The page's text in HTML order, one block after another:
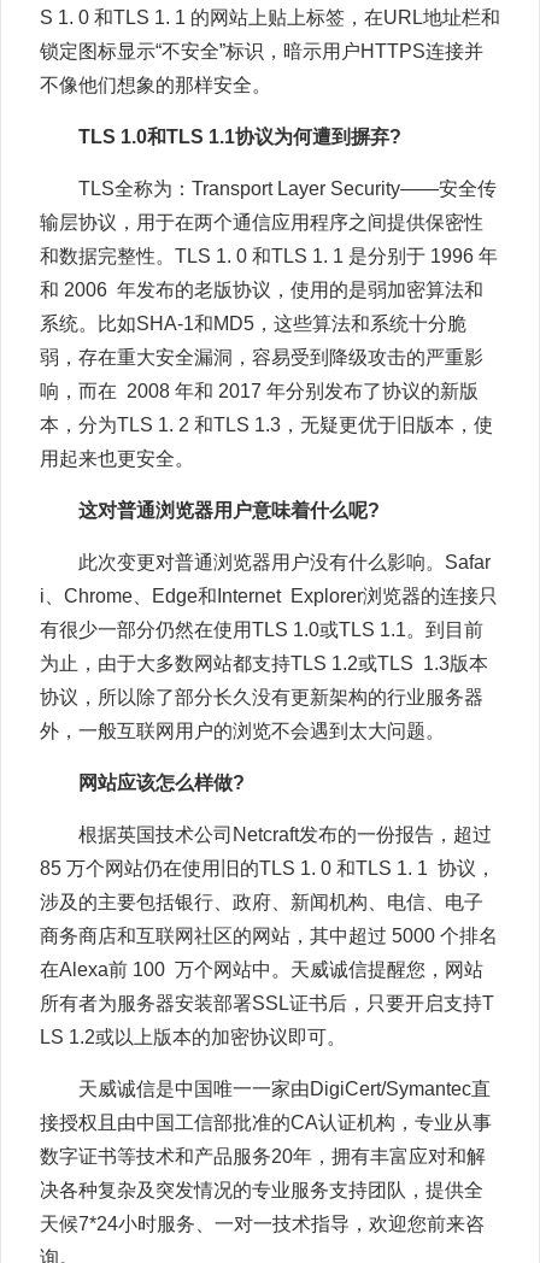
S 1. 0 和TLS 1. 1 的网站上贴上标签，在URL地址栏和
锁定图标显示“不安全”标识，暗示用户HTTPS连接并
不像他们想象的那样安全。
TLS 1.0和TLS 1.1协议为何遭到摒弃?
TLS全称为：Transport Layer Security——安全传
输层协议，用于在两个通信应用程序之间提供保密性
和数据完整性。TLS 1. 0 和TLS 1. 1 是分别于 1996 年
和 2006 年发布的老版协议，使用的是弱加密算法和
系统。比如SHA-1和MD5，这些算法和系统十分脆
弱，存在重大安全漏洞，容易受到降级攻击的严重影
响，而在 2008 年和 2017 年分别发布了协议的新版
本，分为TLS 1. 2 和TLS 1.3，无疑更优于旧版本，使
用起来也更安全。
这对普通浏览器用户意味着什么呢?
此次变更对普通浏览器用户没有什么影响。Safar
i、Chrome、Edge和Internet Explorer浏览器的连接只
有很少一部分仍然在使用TLS 1.0或TLS 1.1。到目前
为止，由于大多数网站都支持TLS 1.2或TLS 1.3版本
协议，所以除了部分长久没有更新架构的行业服务器
外，一般互联网用户的浏览不会遇到太大问题。
网站应该怎么样做?
根据英国技术公司Netcraft发布的一份报告，超过
85 万个网站仍在使用旧的TLS 1. 0 和TLS 1. 1 协议，
涉及的主要包括银行、政府、新闻机构、电信、电子
商务商店和互联网社区的网站，其中超过 5000 个排名
在Alexa前 100 万个网站中。天威诚信提醒您，网站
所有者为服务器安装部署SSL证书后，只要开启支持T
LS 1.2或以上版本的加密协议即可。
天威诚信是中国唯一一家由DigiCert/Symantec直
接授权且由中国工信部批准的CA认证机构，专业从事
数字证书等技术和产品服务20年，拥有丰富应对和解
决各种复杂及突发情况的专业服务支持团队，提供全
天候7*24小时服务、一对一技术指导，欢迎您前来咨
询。